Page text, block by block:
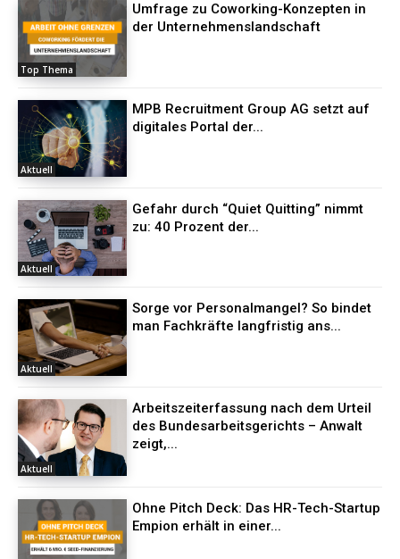
Top Thema
Umfrage zu Coworking-Konzepten in
der Unternehmenslandschaft
Aktuell
MPB Recruitment Group AG setzt auf
digitales Portal der...
Aktuell
Gefahr durch “Quiet Quitting” nimmt
zu: 40 Prozent der...
Aktuell
Sorge vor Personalmangel? So bindet
man Fachkräfte langfristig ans...
Aktuell
Arbeitszeiterfassung nach dem Urteil
des Bundesarbeitsgerichts – Anwalt
zeigt,...
Ohne Pitch Deck: Das HR-Tech-Startup
Empion erhält in einer...